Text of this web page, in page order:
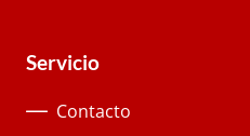
Servicio
Contacto